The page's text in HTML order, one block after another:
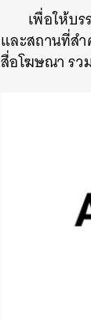
เพื่อให้บ
และสถานที่ส
สื่อโฆษณา รว